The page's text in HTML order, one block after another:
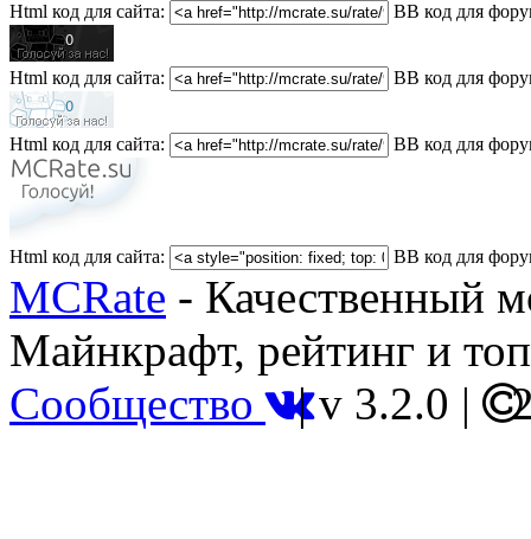
Html код для сайта: BB код для
Html код для сайта: BB код для
Html код для сайта: BB код для
Html код для сайта: BB код для
MCRate - Качественный
Майнкрафт, рейтинг и
Сообщество |v 3.2.0 |